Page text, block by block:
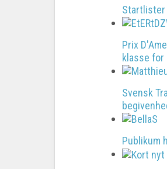
Startlister
Prix
klasse for
Svensk
Publikum